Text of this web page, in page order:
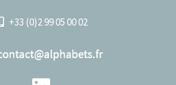
+33 (0)2 99 05 00 02